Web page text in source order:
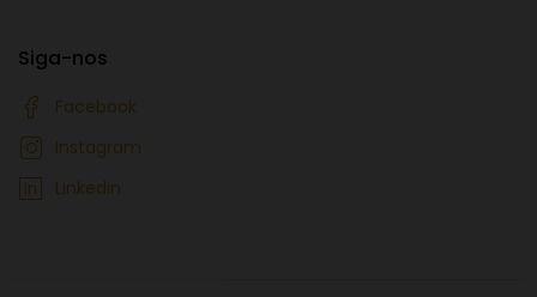
Siga-nos
Facebook
Instagram
Linkedin